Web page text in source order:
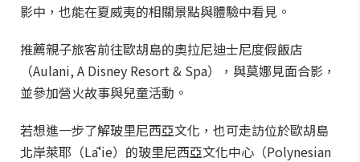
影中，也能在夏威夷的相關景點與體驗中看見。
推薦親子旅客前往歐胡島的奧拉尼迪士尼度假飯店
（Aulani, A Disney Resort & Spa），與莫娜見面合影，
並參加營火故事與兒童活動。
若想進一步了解玻里尼西亞文化，也可走訪位於歐胡島
北岸萊耶（Lāʻie）的玻里尼西亞文化中心（Polynesian